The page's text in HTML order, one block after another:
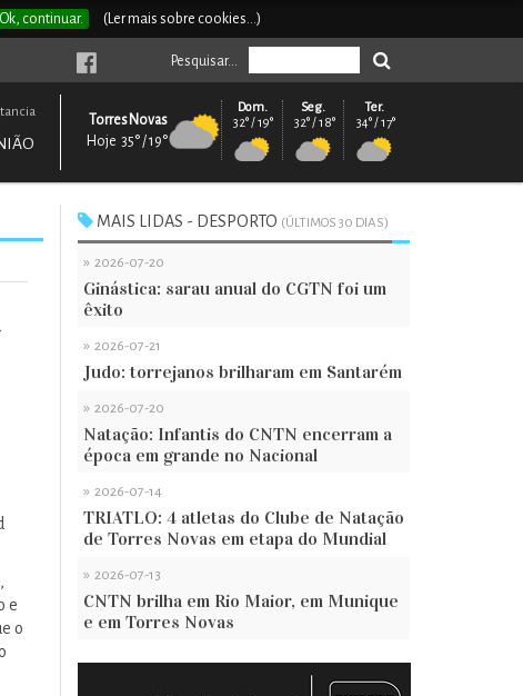
Ok, continuar. (Ler mais sobre cookies...)
Pesquisar...
Ter.
34° / 17°
Seg.
32° / 18°
Dom.
32° / 19°
Torres Novas
Hoje 35° / 19°
e
o
MAIS LIDAS - DESPORTO (ÚLTIMOS 30 DIAS)
» 2026-07-20
Ginástica: sarau anual do CGTN foi um
êxito
» 2026-07-21
Judo: torrejanos brilharam em Santarém
» 2026-07-20
Natação: Infantis do CNTN encerram a
época em grande no Nacional
» 2026-07-14
TRIATLO: 4 atletas do Clube de Natação
de Torres Novas em etapa do Mundial
» 2026-07-13
CNTN brilha em Rio Maior, em Munique
e em Torres Novas